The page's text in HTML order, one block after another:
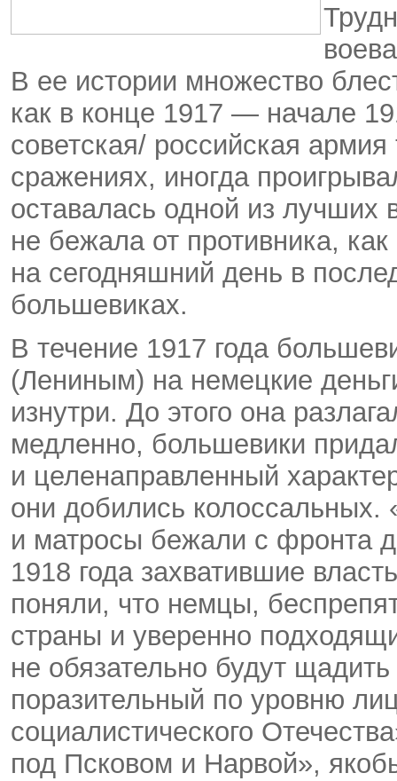
В ее истории множество
как в конце 1917 — начале
советская/ российская
сражениях, иногда
оставалась одной из лучших
не бежала от противника,
на сегодняшний день в
большевиках.
В течение 1917 года
(Лениным) на немецкие
изнутри. До этого она
медленно, большевики
и целенаправленный
они добились
и матросы бежали с фронта
1918 года захватившие
поняли, что немцы,
страны и уверенно
не обязательно будут
поразительный по уровню
социалистического
под Псковом и Нарвой»,